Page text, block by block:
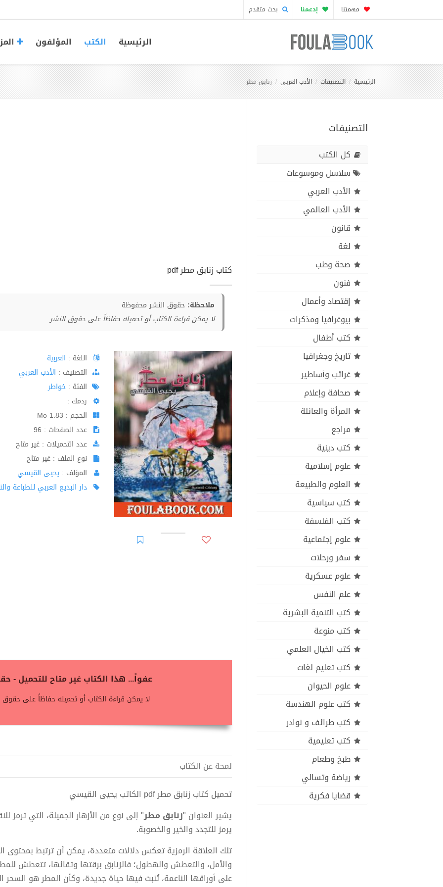
مهمتنا إدعمنا بحث متقدم
الرئيسية الكتب المؤلفون
الرئيسية التصنيفات الأدب العربي زنابق مطر
التصنيفات
كل الكتب
سلاسل وموسوعات
الأدب العربي
الأدب العالمي
قانون
لغة
صحة وطب
فنون
إقتصاد وأعمال
بيوغرافيا ومذكرات
كتب أطفال
تاريخ وجغرافيا
غرائب وأساطير
صحافة وإعلام
المرأة والعائلة
مراجع
كتب دينية
علوم إسلامية
العلوم والطبيعة
كتب سياسية
كتب الفلسفة
علوم إجتماعية
سفر ورحلات
علوم عسكرية
علم النفس
كتب التنمية البشرية
كتب منوعة
كتب الخيال العلمي
كتب تعليم لغات
علوم الحيوان
كتب علوم الهندسة
كتب طرائف و نوادر
كتب تعليمية
طبخ وطعام
رياضة وتسالي
قضايا فكرية
كتاب زنابق مطر pdf
ملاحظة: حقوق النشر محفوظة
لا يمكن قراءة الكتاب أو تحميله حفاظاً على حقوق النشر
اللغة : العربية
اﻟﺘﺼﻨﻴﻒ : الأدب العربي
الفئة : خواطر
ردمك :
الحجم : 1.83 Mo
عدد الصفحات : 96
عدد التحميلات : غير متاح
نوع الملف : غير متاح
المؤلف : يحيى القيسي
دار البديع العربي للطباعة
عفواً... هذا الكتاب غير متاح للتحميل -
لا يمكن قراءة الكتاب أو تحميله حفاظاً على حقوق
لمحة عن الكتاب
تحميل كتاب زنابق مطر pdf الكاتب يحيى القيسي
يشير العنوان "زنابق مطر" إلى نوع من الأزهار الجميلة، التي ترمز
يرمز للتجدد والخير والخصوبة.
تلك العلاقة الرمزية تعكس دلالات متعددة، يمكن أن ترتبط بمحتوى
والأمل، والتعطش والهطول؛ فالزنابق برقتها وتقائها، تتعطش
على أوراقها الناعمة، تُنبت فيها حياة جديدة، وكأن المطر هو السحر